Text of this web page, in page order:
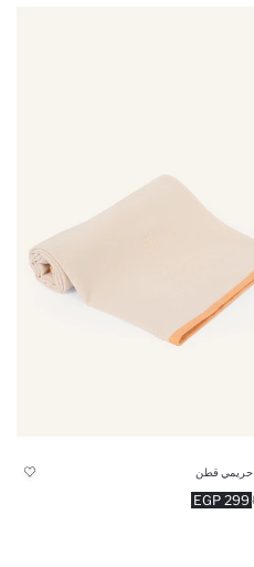
حريمي قطن
299 EGP